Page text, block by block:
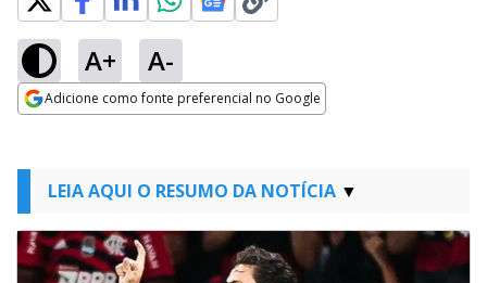
A+ A-
Adicione como fonte preferencial no Google
LEIA AQUI O RESUMO DA NOTÍCIA